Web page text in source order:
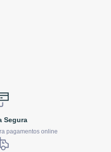
Segura
pagamentos online